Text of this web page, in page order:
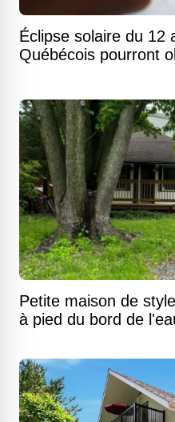
Éclipse solaire du 12
Québécois pourront
Petite maison de
à pied du bord de